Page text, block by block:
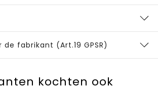
fabrikant (Art.19 GPSR)
kochten ook